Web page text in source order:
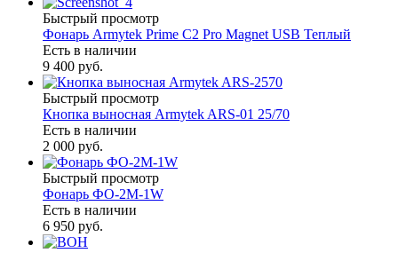
Быстрый просмотр
Фонарь Armytek Prime C2 Pro Magnet USB Теплый
Есть в наличии
9 400 руб.
Быстрый просмотр
Кнопка выносная Armytek ARS-01 25/70
Есть в наличии
2 000 руб.
Быстрый просмотр
Фонарь ФО-2М-1W
Есть в наличии
6 950 руб.